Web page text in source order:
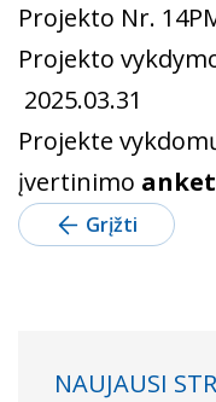
Projekto Nr.
Projekto
2025.03.31
Projekte
įvertinimo
Grįžti
NAUJAUSI